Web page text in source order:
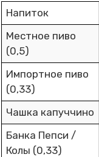
Напиток
Местное пиво
(0,5)
Импортное пиво
(0,33)
Чашка капуччино
Банка Пепси /
Колы (0,33)